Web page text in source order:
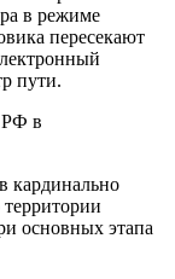
в режиме
пересекают
пути.
кардинально
основных этапа